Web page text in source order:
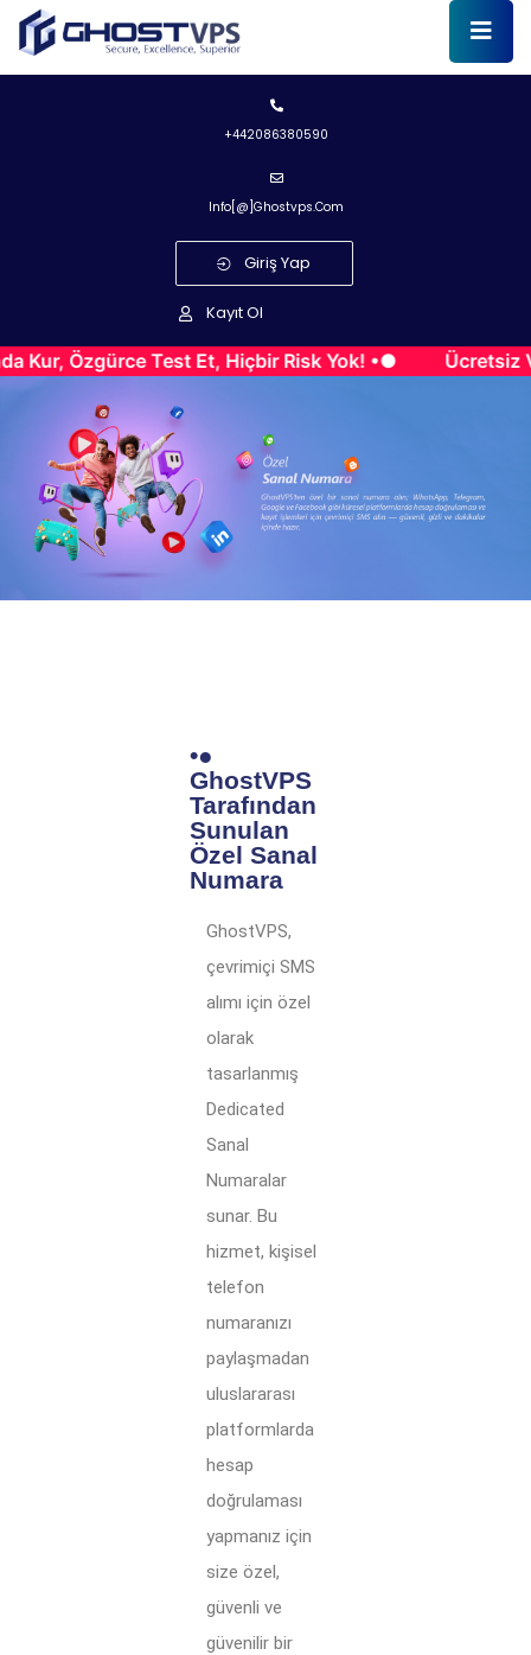
+442086380590
Info[@]ghostvps.com
Giriş Yap
Kayıt Ol
Test Et, Hiçbir Risk Yok! •● Ücretsiz VPS
•●
GhostVPS
Tarafından
Sunulan
Özel Sanal
Numara
GhostVPS,
çevrimiçi SMS
alımı için özel
olarak
tasarlanmış
Dedicated
Sanal
Numaralar
sunar. Bu
hizmet, kişisel
telefon
numaranızı
paylaşmadan
uluslararası
platformlarda
hesap
doğrulaması
yapmanız için
size özel,
güvenli ve
güvenilir bir